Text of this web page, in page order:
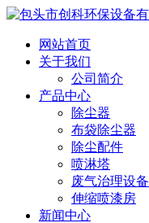
网站首页
关于我们
公司简介
产品中心
除尘器
布袋除尘器
除尘配件
喷淋塔
废气治理设备
伸缩喷漆房
新闻中心